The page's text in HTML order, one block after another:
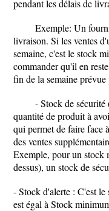
pendant les délais de
Exemple: Un
livraison. Si les ventes
semaine, c'est le stock
commander qu'il en
fin de la semaine
- Stock de
quantité de produit à
qui permet de faire face
des ventes
Exemple, pour un stock
dessus), un stock de
- Stock d'alerte : C'est
est égal à Stock